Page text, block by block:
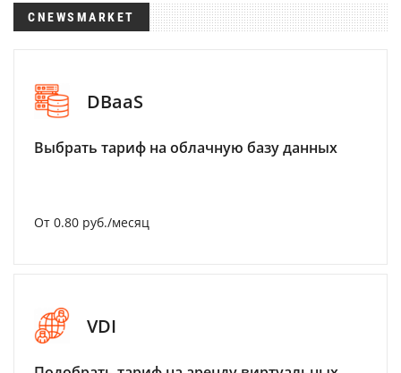
CNEWSMARKET
DBaaS
Выбрать тариф на облачную базу данных
От 0.80 руб./месяц
VDI